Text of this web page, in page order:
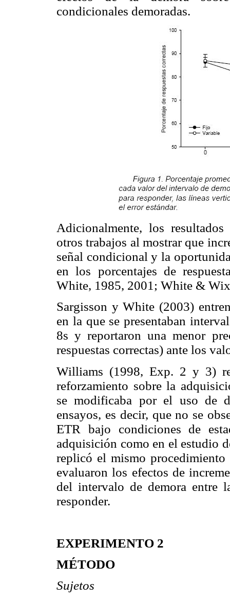
condicionales demoradas.
Adicionalmente, los
otros trabajos al mostrar que
señal condicional y la
en los porcentajes de
White, 1985, 2001; White &
Sargisson y White (2003)
en la que se presentaban
8s y reportaron una menor
respuestas correctas) ante los
Williams (1998, Exp. 2 y 3)
reforzamiento sobre la
se modificaba por el uso de
ensayos, es decir, que no se
ETR bajo condiciones de
adquisición como en el estudio
replicó el mismo
evaluaron los efectos de
del intervalo de demora entre
responder.
EXPERIMENTO 2
MÉTODO
Sujetos